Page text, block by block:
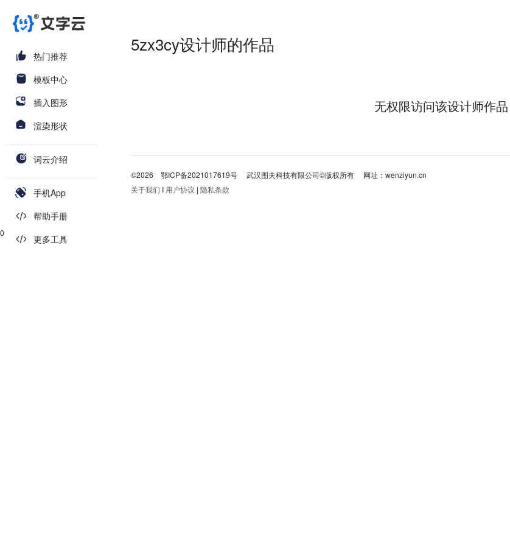
热门推荐
模板中心
插入图形
渲染形状
词云介绍
手机App
帮助手册
更多工具
5zx3cy设计师的作品
无权限访问该设计师作品
©2026 鄂ICP备2021017619号 武汉图夫科技有限公司©版权所有 网址：wenziyun.cn
关于我们 I 用户协议 | 隐私条款
0